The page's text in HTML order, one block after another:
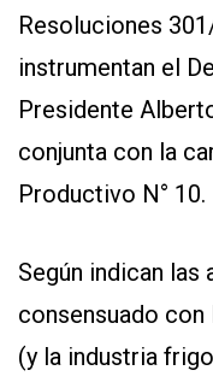
AYUDA
TÉRMINOS
Y
POLÍTICAS
Resoluciones
instrumentan el
Presidente
conjunta con la
Productivo N° 10.
Según indican las
consensuado
(y la industria